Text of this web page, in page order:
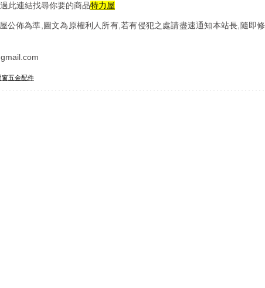
此連結找尋你要的商品特力屋
公佈為準,圖文為原權利人所有,若有侵犯之處請盡速通知本站長,隨即修
窗五金配件